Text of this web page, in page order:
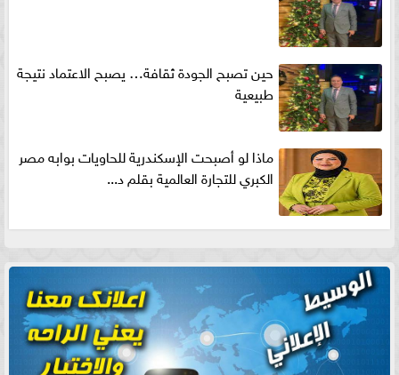
حين تصبح الجودة ثقافة… يصبح الاعتماد نتيجة
طبيعية
ماذا لو أصبحت الإسكندرية للحاويات بوابه مصر
الكبري للتجارة العالمية بقلم د...